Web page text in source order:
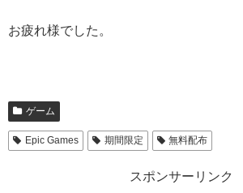
お疲れ様でした。
ゲーム
Epic Games 期間限定 無料配布
スポンサーリンク